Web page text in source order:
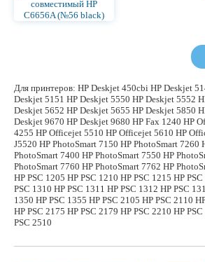
Для принтеров: HP Deskjet 450cbi HP Deskjet
Deskjet 5151 HP Deskjet 5550 HP Deskjet 5552
Deskjet 5652 HP Deskjet 5655 HP Deskjet 5850
Deskjet 9670 HP Deskjet 9680 HP Fax 1240 HP
4255 HP Officejet 5510 HP Officejet 5610 HP
J5520 HP PhotoSmart 7150 HP PhotoSmart 7260
PhotoSmart 7400 HP PhotoSmart 7550 HP
PhotoSmart 7760 HP PhotoSmart 7762 HP
HP PSC 1205 HP PSC 1210 HP PSC 1215 HP
PSC 1310 HP PSC 1311 HP PSC 1312 HP PSC
1350 HP PSC 1355 HP PSC 2105 HP PSC 2110
HP PSC 2175 HP PSC 2179 HP PSC 2210 HP
PSC 2510